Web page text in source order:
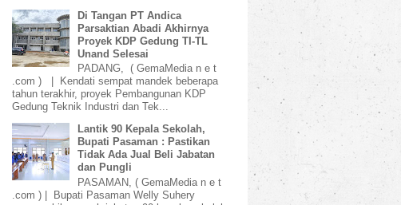
Di Tangan PT Andica
Parsaktian Abadi Akhirnya
Proyek KDP Gedung TI-TL
Unand Selesai
PADANG, ( GemaMedia n e t
.com ) | Kendati sempat mandek beberapa
tahun terakhir, proyek Pembangunan KDP
Gedung Teknik Industri dan Tek...
Lantik 90 Kepala Sekolah,
Bupati Pasaman : Pastikan
Tidak Ada Jual Beli Jabatan
dan Pungli
PASAMAN, ( GemaMedia n e t
.com ) | Bupati Pasaman Welly Suhery